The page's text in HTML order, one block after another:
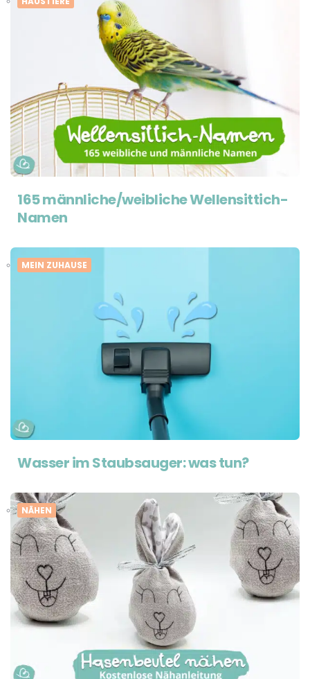
165 männliche/weibliche Wellensittich-
Namen
MEIN ZUHAUSE
Wasser im Staubsauger: was tun?
NÄHEN